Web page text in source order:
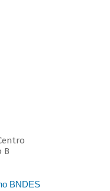
B
BNDES